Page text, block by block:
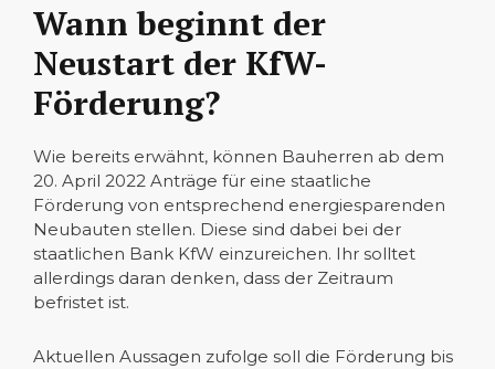
Wann beginnt der
Neustart der KfW-
Förderung?
Wie bereits erwähnt, können Bauherren ab dem
20. April 2022 Anträge für eine staatliche
Förderung von entsprechend energiesparenden
Neubauten stellen. Diese sind dabei bei der
staatlichen Bank KfW einzureichen. Ihr solltet
allerdings daran denken, dass der Zeitraum
befristet ist.
Aktuellen Aussagen zufolge soll die Förderung bis